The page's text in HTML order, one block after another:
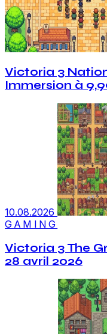
Victoria 3
Immersion à
10.08.2026
GAMING
Victoria 3 The
28 avril 2026